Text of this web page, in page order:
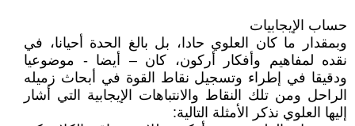
حساب الإيجابيات
وبمقدار ما كان العلوي حادا، بل بالغ الحدة أحيانا، في
نقده لمفاهيم وأفكار أركون، كان – أيضا - موضوعيا
ودقيقا في إطراء وتسجيل نقاط القوة في أبحاث زميله
الراحل ومن تلك النقاط والانتباهات الإيجابية التي أشار
إليها العلوي نذكر الأمثلة التالية: